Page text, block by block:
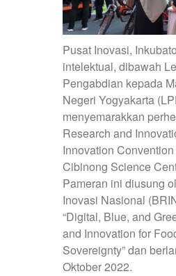
Pusat Inovasi,
intelektual, dibawah
Pengabdian kepada
Negeri Yogyakarta
menyemarakkan
Research and
Innovation
Cibinong Science
Pameran ini diusung
Inovasi Nasional
“Digital, Blue, and
and Innovation for
Sovereignty” dan
Oktober 2022.